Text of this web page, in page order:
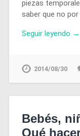
piezas
saber que no
Seguir leyendo →
2014/08/30
Bebés,
Qué